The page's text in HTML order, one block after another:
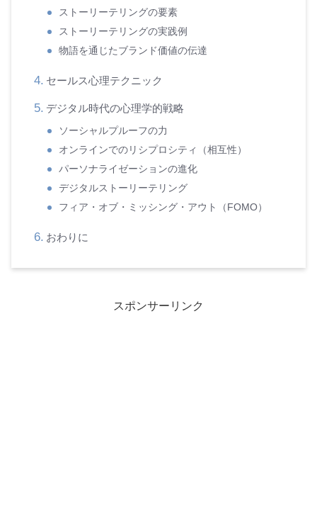
ストーリーテリングの要素
ストーリーテリングの実践例
物語を通じたブランド価値の伝達
セールス心理テクニック
デジタル時代の心理学的戦略
ソーシャルプルーフの力
オンラインでのリシプロシティ（相互性）
パーソナライゼーションの進化
デジタルストーリーテリング
フィア・オブ・ミッシング・アウト（FOMO）
おわりに
スポンサーリンク